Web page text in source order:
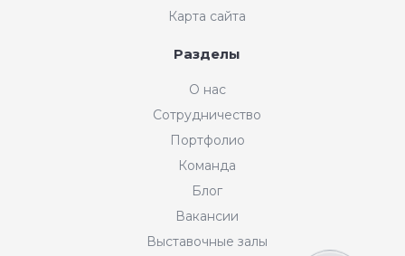
Интернет-магазин "Мир
Добрый день! Готовы Вам
помочь. Напишите нам, если у
Вас появятся вопросы.
магазина: пн-пт с 11:00 до
19:00 по МСК.
Карта сайта
Разделы
О нас
Сотрудничество
Портфолио
Команда
Блог
Вакансии
Выставочные залы